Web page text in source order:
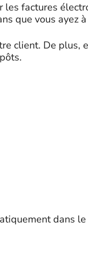
les factures
que vous ayez
client. De plus,
dans